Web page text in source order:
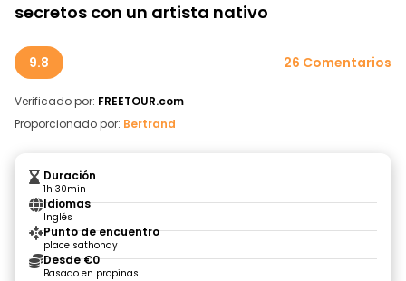
secretos con un artista nativo
9.8 26 Comentarios
Verificado por: FREETOUR.com
Proporcionado por: Bertrand
Duración
1h 30min
Idiomas
Inglés
Punto de encuentro
place sathonay
Desde €0
Basado en propinas